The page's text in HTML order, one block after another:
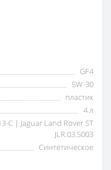
GF4
5W-30
пластик
4 л
C | Jaguar Land Rover ST
JLR.03.5003
Синтетическое